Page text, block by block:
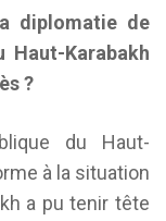
diplomatie de
Haut-Karabakh
?
du Haut-
à la situation
a pu tenir tête